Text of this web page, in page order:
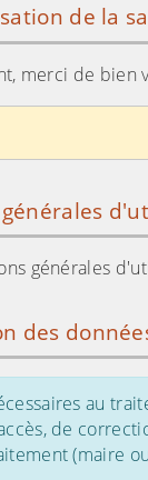
de la
merci de
générales
des
au
de
(maire